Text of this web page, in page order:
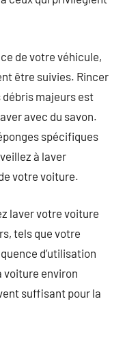
de votre véhicule,
être suivies. Rincer
débris majeurs est
avec du savon.
spécifiques
à laver
votre voiture.
laver votre voiture
tels que votre
d’utilisation
voiture environ
suffisant pour la